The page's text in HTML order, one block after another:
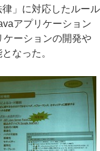
」に対応したルール
アプリケーション
ーションの開発や
なった。